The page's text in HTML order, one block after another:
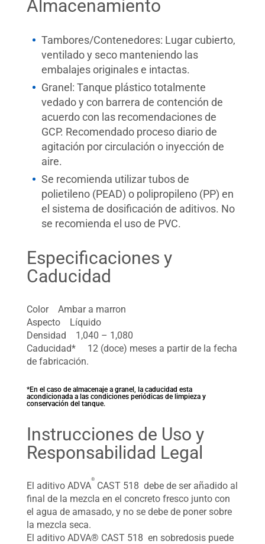
Almacenamiento
Tambores/Contenedores: Lugar cubierto,
ventilado y seco manteniendo las
embalajes originales e intactas.
Granel: Tanque plástico totalmente
vedado y con barrera de contención de
acuerdo con las recomendaciones de
GCP. Recomendado proceso diario de
agitación por circulación o inyección de
aire.
Se recomienda utilizar tubos de
polietileno (PEAD) o polipropileno (PP) en
el sistema de dosificación de aditivos. No
se recomienda el uso de PVC.
Especificaciones y
Caducidad
Color Ambar a marron
Aspecto Líquido
Densidad 1,040 – 1,080
Caducidad* 12 (doce) meses a partir de la fecha
de fabricación.
*En el caso de almacenaje a granel, la caducidad esta
acondicionada a las condiciones periódicas de limpieza y
conservación del tanque.
Instrucciones de Uso y
Responsabilidad Legal
El aditivo ADVA
®
CAST 518 debe de ser añadido al
final de la mezcla en el concreto fresco junto con
el agua de amasado, y no se debe de poner sobre
la mezcla seca.
El aditivo ADVA® CAST 518 en sobredosis puede